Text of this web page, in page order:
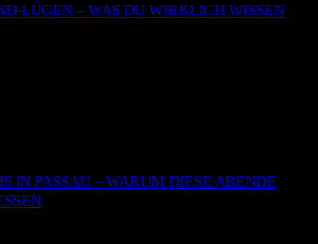
LÜGEN – WAS DU WIRKLICH WISSEN
IN PASSAU – WARUM DIESE ABENDE